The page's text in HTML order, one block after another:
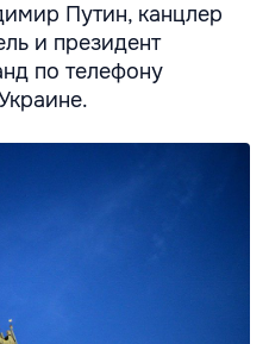
Путин, канцлер
и президент
по телефону